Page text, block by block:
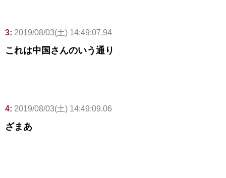
3: 2019/08/03(土) 14:49:07.94
これは中国さんのいう通り
4: 2019/08/03(土) 14:49:09.06
ざまあ